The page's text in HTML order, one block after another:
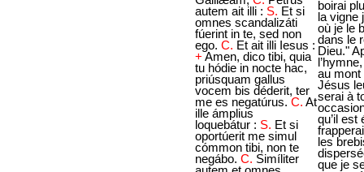
autem ait illi : S. Et si
omnes scandalizáti
fúerint in te, sed non
ego. C. Et ait illi Iesus :
+Amen, dico tibi, quia
tu hódie in nocte hac,
priúsquam gallus
vocem bis déderit, ter
me es negatúrus. C. At
ille ámplius
loquebátur : S. Et si
oportúerit me simul
cómmon tibi, non te
negábo. C. Simíliter